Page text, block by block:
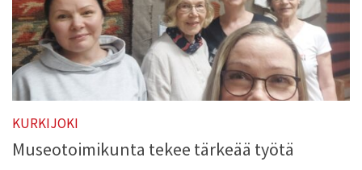
KURKIJOKI
Museotoimikunta tekee tärkeää työtä